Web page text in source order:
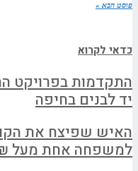
פוסט הבא »
כדאי לקרוא
התקדמות בפרויקט
יד לבנים בחיפה
האיש שפיצח את
למשפחה אחת מעל 100,000₪?